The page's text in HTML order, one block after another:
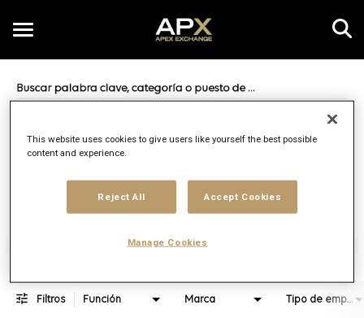
Toggle
access_time 10 KM
Encontrar empleos
Filtros Función Marca Tipo de empleo
This website uses cookies to give users like yourself the best possible
content and experience.
Reject All Accept Cookies
Manage Cookies